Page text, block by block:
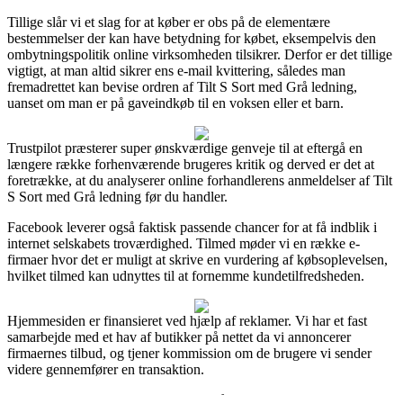
Tillige slår vi et slag for at køber er obs på de elementære
bestemmelser der kan have betydning for købet, eksempelvis den
ombytningspolitik online virksomheden tilsikrer. Derfor er det tillige
vigtigt, at man altid sikrer ens e-mail kvittering, således man
fremadrettet kan bevise ordren af Tilt S Sort med Grå ledning,
uanset om man er på gaveindkøb til en voksen eller et barn.
Trustpilot præsterer super ønskværdige genveje til at eftergå en
længere række forhenværende brugeres kritik og derved er det at
foretrække, at du analyserer online forhandlerens anmeldelser af Tilt
S Sort med Grå ledning før du handler.
Facebook leverer også faktisk passende chancer for at få indblik i
internet selskabets troværdighed. Tilmed møder vi en række e-
firmaer hvor det er muligt at skrive en vurdering af købsoplevelsen,
hvilket tilmed kan udnyttes til at fornemme kundetilfredsheden.
Hjemmesiden er finansieret ved hjælp af reklamer. Vi har et fast
samarbejde med et hav af butikker på nettet da vi annoncerer
firmaernes tilbud, og tjener kommission om de brugere vi sender
videre gennemfører en transaktion.